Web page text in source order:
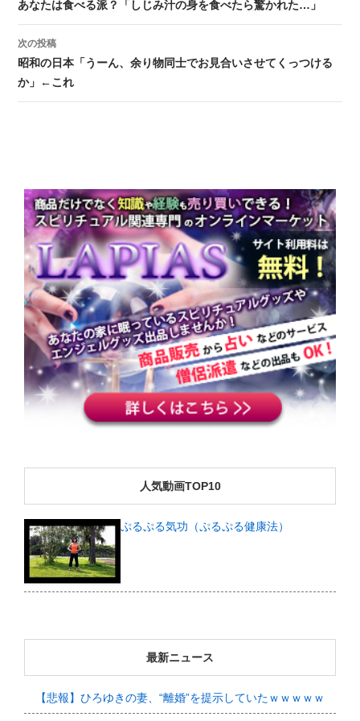
投稿ナビゲーション
あなたは食べる派？「しじみ汁の身を食べたら驚かれた…」
次の投稿
昭和の日本「うーん、余り物同士でお見合いさせてくっつける
か」←これ
人気動画TOP10
ぷるぷる気功（ぷるぷる健康法）
最新ニュース
【悲報】ひろゆきの妻、“離婚”を提示していたｗｗｗｗｗ